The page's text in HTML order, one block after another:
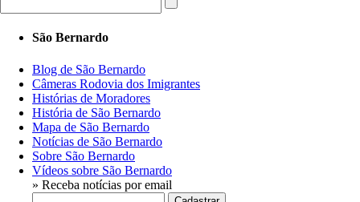
São Bernardo
Blog de São Bernardo
Câmeras Rodovia dos Imigrantes
Histórias de Moradores
História de São Bernardo
Mapa de São Bernardo
Notícias de São Bernardo
Sobre São Bernardo
Vídeos sobre São Bernardo
» Receba notícias por email